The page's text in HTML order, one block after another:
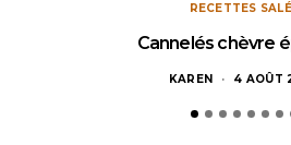
RECETTES
Cannelés chèvre
KAREN 4 AOÛT